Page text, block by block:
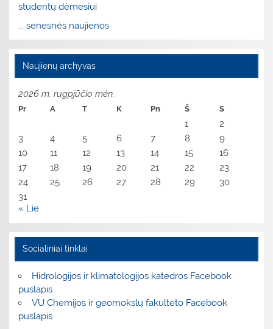
studentų dėmesiui
... senesnės naujienos
Naujienų archyvas
2026 m. rugpjūčio mėn.
Pr A T K Pn Š S
1
2
3
4 5 6 7 8
9
10
11 12 13 14 15
16
17
18 19 20 21 22
23
24
25 26 27 28 29
30
31
« Lie
Socialiniai tinklai
Hidrologijos ir klimatologijos katedros Facebook
puslapis
VU Chemijos ir geomokslų fakulteto Facebook
puslapis